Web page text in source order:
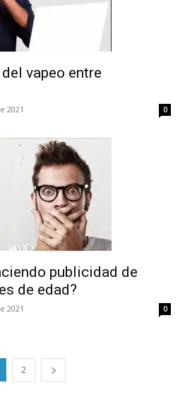
de las
boletín diario y
noticias del vapeo y la
en tu correo
daily clipping and
news of vaping and
reduction in your email.
SUBSCRIBIRSE
vapeo entre
2021 0
publicidad de
de edad?
2021 0
2